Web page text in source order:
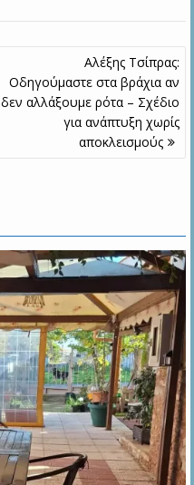
Αλέξης Τσίπρας:
Οδηγούμαστε στα βράχια αν
δεν αλλάξουμε ρότα – Σχέδιο
για ανάπτυξη χωρίς
αποκλεισμούς